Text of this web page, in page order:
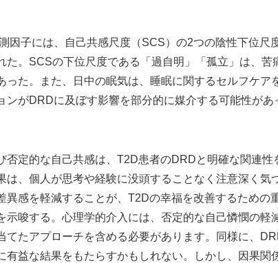
因子には、自己共感尺度（SCS）の2つの陰性下位尺
た。SCSの下位尺度である「過自明」「孤立」は、苦
った。また、日中の眠気は、睡眠に関するセルフケア
ンがDRDに及ぼす影響を部分的に媒介する可能性があ
否定的な自己共感は、T2D患者のDRDと明確な関連性
は、個人が思考や経験に没頭することなく注意深く気
異感を軽減することが、T2Dの幸福を改善するための
示唆する。心理学的介入には、否定的な自己憐憫の軽
てたアプローチを含める必要があります。同様に、
有益な結果をもたらすかもしれない。しかし、因果関